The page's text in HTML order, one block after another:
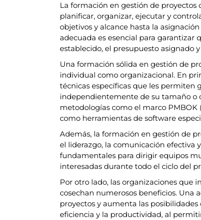
La formación en gestión de proyectos
planificar, organizar, ejecutar y
objetivos y alcance hasta la
adecuada es esencial para
establecido, el presupuesto asignado
Una formación sólida en gestión de
individual como organizacional. En
técnicas específicas que les
independientemente de su tamaño o
metodologías como el marco
como herramientas de software
Además, la formación en gestión de
el liderazgo, la comunicación efectiva
fundamentales para dirigir equipos
interesadas durante todo el ciclo del
Por otro lado, las organizaciones que
cosechan numerosos beneficios. Una
proyectos y aumenta las
eficiencia y la productividad, al